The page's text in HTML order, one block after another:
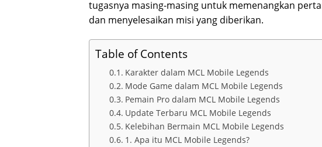
tugasnya masing-masing untuk memenangkan
dan menyelesaikan misi yang diberikan.
Table of Contents
Karakter dalam MCL Mobile Legends
Mode Game dalam MCL Mobile Legends
Pemain Pro dalam MCL Mobile Legends
Update Terbaru MCL Mobile Legends
Kelebihan Bermain MCL Mobile Legends
1. Apa itu MCL Mobile Legends?